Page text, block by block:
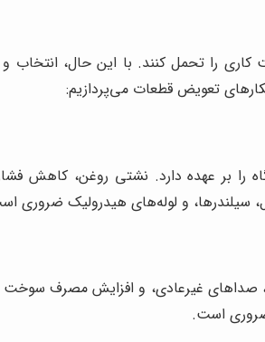
کاری را تحمل کنند. با این حال، انتخاب
تعویض قطعات می‌پردازیم:
را بر عهده دارد. نشتی روغن، کاهش
سیلندرها، و لوله‌های هیدرولیک ضروری
غیرعادی، و افزایش مصرف سوخت
ضروری است.